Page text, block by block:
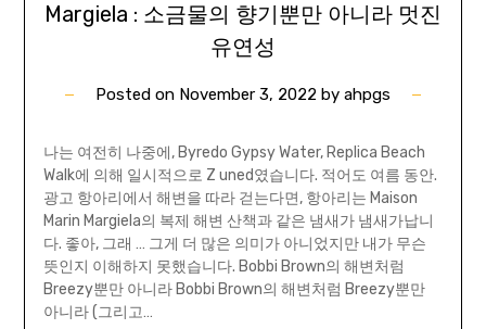
Margiela : 소금물의 향기뿐만 아니라 멋진
유연성
Posted on November 3, 2022 by ahpgs
나는 여전히 나중에, Byredo Gypsy Water, Replica Beach
Walk에 의해 일시적으로 Z uned였습니다. 적어도 여름 동안.
광고 항아리에서 해변을 따라 걷는다면, 항아리는 Maison
Marin Margiela의 복제 해변 산책과 같은 냄새가 냄새가납니
다. 좋아, 그래 … 그게 더 많은 의미가 아니었지만 내가 무슨
뜻인지 이해하지 못했습니다. Bobbi Brown의 해변처럼
Breezy뿐만 아니라 Bobbi Brown의 해변처럼 Breezy뿐만
아니라 (그리고…